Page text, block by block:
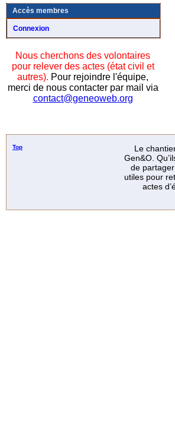
Accès membres
Connexion
Nous cherchons des volontaires
pour relever des actes (état civil et
autres). Pour rejoindre l'équipe,
merci de nous contacter par mail via
contact@geneoweb.org
Top
Le
Gen&O.
de
utiles pour
actes